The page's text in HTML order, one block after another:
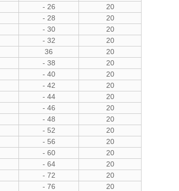
- 26
20
- 28
20
- 30
20
- 32
20
36
20
- 38
20
- 40
20
- 42
20
- 44
20
- 46
20
- 48
20
- 52
20
- 56
20
- 60
20
- 64
20
- 72
20
- 76
20